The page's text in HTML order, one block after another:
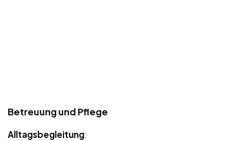
Betreuung und Pflege
Alltagsbegleitung: